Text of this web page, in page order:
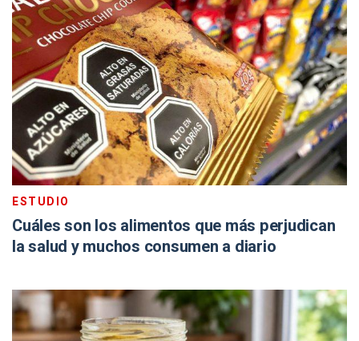
ESTUDIO
Cuáles son los alimentos que más perjudican
la salud y muchos consumen a diario